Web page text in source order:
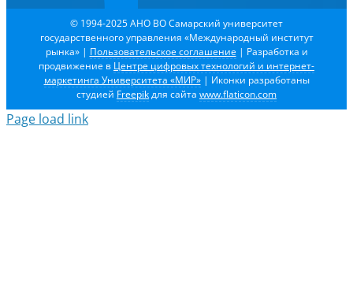
© 1994-2025 АНО ВО Самарский университет
государственного управления «Международный институт
рынка» | Пользовательское соглашение | Разработка и
продвижение в Центре цифровых технологий и интернет-
маркетинга Университета «МИР»| Иконки разработаны
студией Freepikдля сайта www.flaticon.com
Page load link